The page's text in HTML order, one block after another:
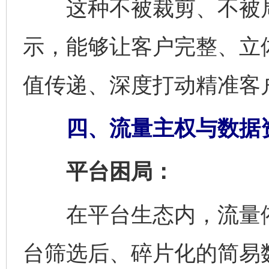
这种不被裁剪、不被
示，能够让客户完整、
值传递、深度打动精准客
四、流量主权与数据
平台困局：
在平台生态内，流量
台筛选后、碎片化的简